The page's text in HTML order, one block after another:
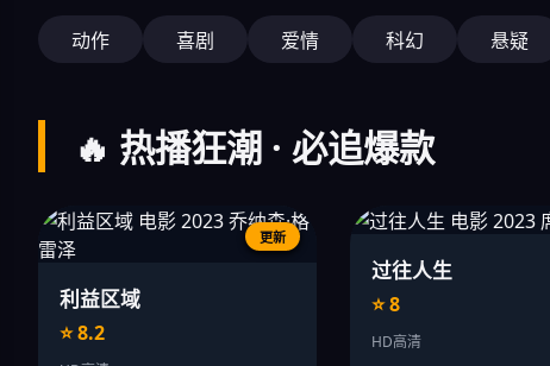
动作 喜剧 爱情 科幻 悬疑
🔥 热播狂潮 · 必追爆款
更新
利益区域
⭐ 8.2
过往人生
⭐ 8
HD高清